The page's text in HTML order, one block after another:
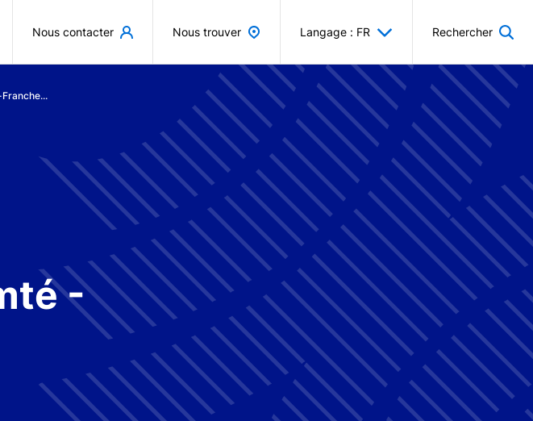
Nous contacter Nous trouver Langage : FR Rechercher
-